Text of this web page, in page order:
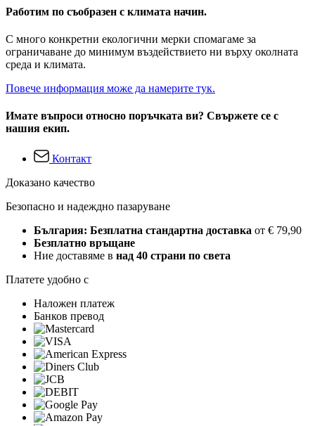
Работим по съобразен с климата начин.
С много конкретни екологични мерки спомагаме за
ограничаване до минимум въздействието ни върху околната
среда и климата.
Повече информация може да намерите тук.
Имате въпроси относно поръчката ви? Свържете се с
нашия екип.
Контакт
Доказано качество
Безопасно и надеждно пазаруване
България: Безплатна стандартна доставка от € 79,90
Безплатно връщане
Ние доставяме в над 40 страни по света
Платете удобно с
Наложен платеж
Банков превод